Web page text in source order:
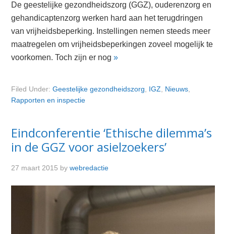
De geestelijke gezondheidszorg (GGZ), ouderenzorg en
gehandicaptenzorg werken hard aan het terugdringen
van vrijheidsbeperking. Instellingen nemen steeds meer
maatregelen om vrijheidsbeperkingen zoveel mogelijk te
voorkomen. Toch zijn er nog»
Filed Under:Geestelijke gezondheidszorg IGZ Nieuws
Rapporten en inspectie
Eindconferentie ‘Ethische dilemma’s
in de GGZ voor asielzoekers’
27 maart 2015 bywebredactie